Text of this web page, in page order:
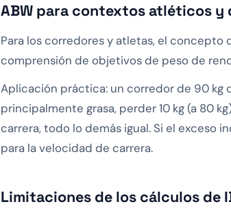
ABW para contextos atléticos y
Para los corredores y atletas, el
comprensión de objetivos de peso de
Aplicación práctica: un corredor de 90 kg
principalmente grasa, perder 10 kg (a 80
carrera, todo lo demás igual. Si el exceso
para la velocidad de carrera.
Limitaciones de los cálculos de